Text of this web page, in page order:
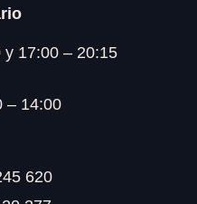
y 17:00 – 20:15
– 14:00
620